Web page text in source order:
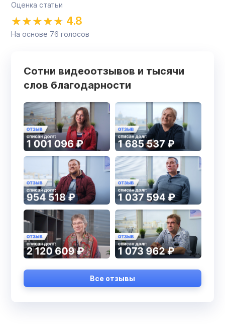
Оценка статьи
4.8
На основе 76 голосов
Сотни видеоотзывов и тысячи
слов благодарности
Все отзывы